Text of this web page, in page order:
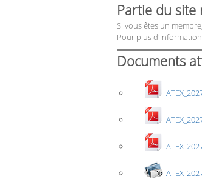
Partie du site
Si vous êtes un
Pour plus
Documents